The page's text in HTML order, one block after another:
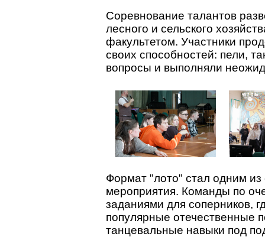
Соревнование талантов
лесного и сельского
факультетом. Участники
своих способностей: пели,
вопросы и выполняли
Формат "лото" стал одним
мероприятия. Команды по
заданиями для соперников,
популярные отечественные
танцевальные навыки под